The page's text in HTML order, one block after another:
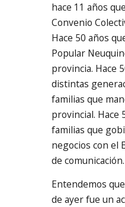
hace 11 años
Convenio
Hace 50 años
Popular
provincia. Hace
distintas
familias que
provincial. Hace
familias que
negocios con el
de comunicación.
Entendemos
de ayer fue un